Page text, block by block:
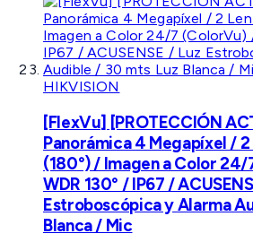
HIKVISION
[FlexVu] [PROTECCIÓN
Panorámica 4 Megapíxel /
(180°) / Imagen a Color
WDR 130° / IP67 /
Estroboscópica y Alarma
Blanca / Mic